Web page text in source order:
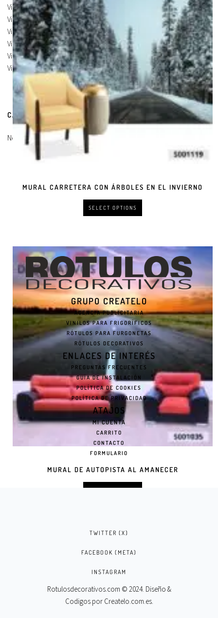
MURAL CARRETERA CON ÁRBOLES EN EL INVIERNO
SELECT OPTIONS
MURAL DE AUTOPISTA AL AMANECER
Vinilos Para Coches(21)
Vinilos Para Frigorificos(11)
Vinilos Para Paredes(8)
Vinilos Para Puertas (9)
Vinilos Para Suelos(9)
Vinilos Para Vidrios(17)
CARRITO DE COMPRAS
No hay productos en el carrito.
GRUPO CREATELO
AGENCIA PUBLICITARIA
VINILOS PARA FRIGORÍFICOS
RÓTULOS PARA FURGONETAS
RÓTULOS DECORATIVOS
ENLACES DE INTERÉS
PREGUNTAS FRECUENTES
GUÍA DE INSTALACIÓN
POLÍTICA DE COOKIES
POLÍTICA DE PRIVACIDAD
ATAJOS
MI CUENTA
CARRITO
CONTACTO
FORMULARIO
TWITTER (X)
FACEBOOK (META)
INSTAGRAM
Rotulosdecorativos.com © 2024. Diseño &
Codigos por Createlo.com.es.